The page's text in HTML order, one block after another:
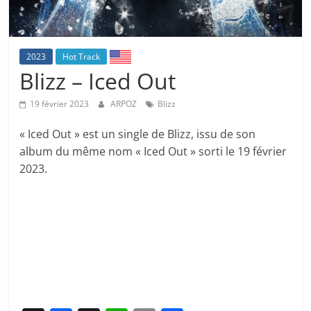
2023 Hot Track
Blizz – Iced Out
19 février 2023 ARPOZ Blizz
« Iced Out » est un single de Blizz, issu de son
album du même nom « Iced Out » sorti le 19 février
2023.